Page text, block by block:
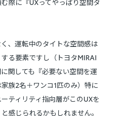
際に『UXってやっぱり空間タ
、運転中のタイトな空間感は
る要素ですし（トヨタMIRAI
関しても『必要ない空間を運
族2名＋ワンコ1匹のみ）特に
ティリティ指向層がこのUXを
感じられるかもしれません。